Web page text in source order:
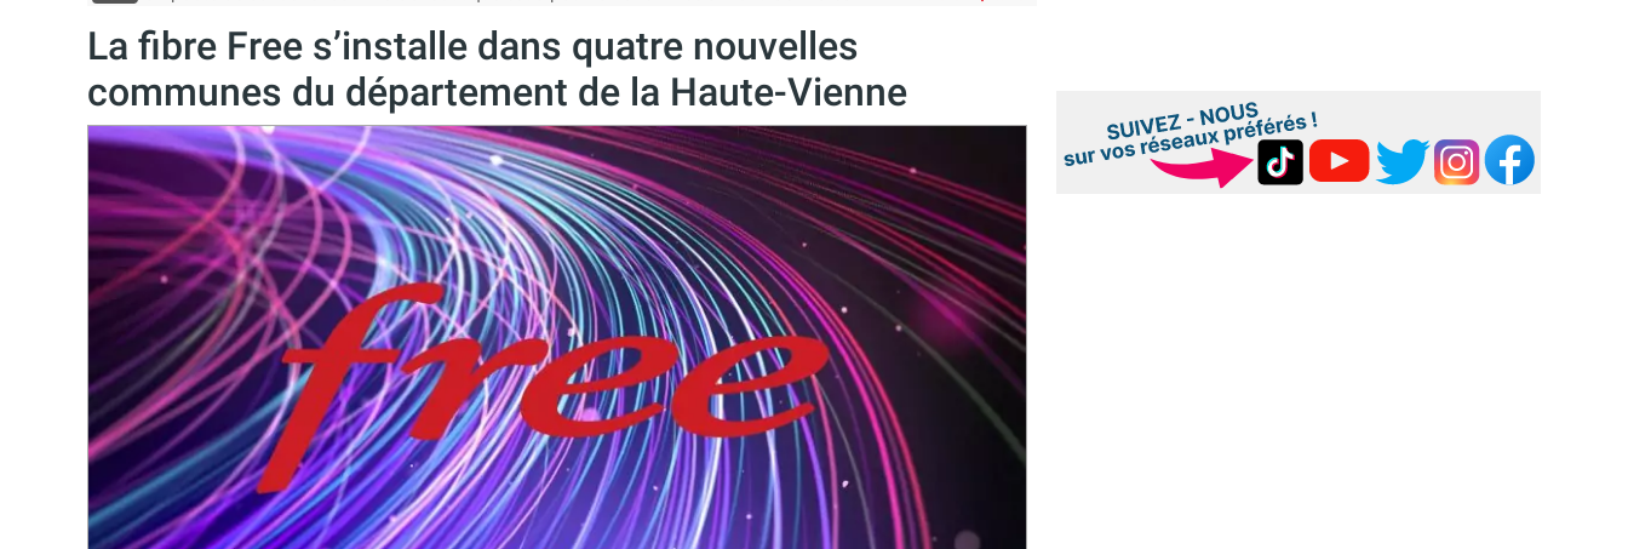
La fibre Free s’installe dans quatre nouvelles
communes du département de la Haute-Vienne